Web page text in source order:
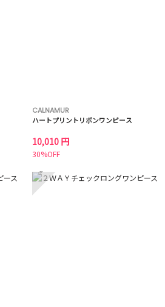
CALNAMUR
ハートプリントリボンワンピース
10,010 円
30%OFF
6